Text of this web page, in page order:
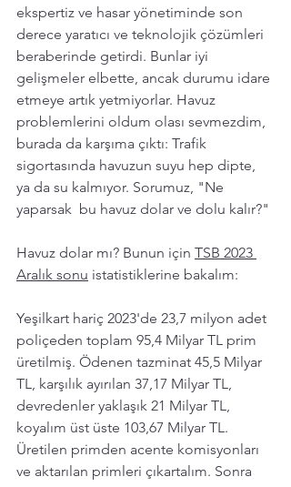
ekspertiz ve hasar yönetiminde son
derece yaratıcı ve teknolojik çözümleri
beraberinde getirdi. Bunlar iyi
gelişmeler elbette, ancak durumu idare
etmeye artık yetmiyorlar. Havuz
problemlerini oldum olası sevmezdim,
burada da karşıma çıktı: Trafik
sigortasında havuzun suyu hep dipte,
ya da su kalmıyor. Sorumuz, "Ne
yaparsak  bu havuz dolar ve dolu kalır?"
Havuz dolar mı? Bunun için TSB 2023
Aralık sonu istatistiklerine bakalım:
Yeşilkart hariç 2023'de 23,7 milyon adet
poliçeden toplam 95,4 Milyar TL prim
üretilmiş. Ödenen tazminat 45,5 Milyar
TL, karşılık ayırılan 37,17 Milyar TL,
devredenler yaklaşık 21 Milyar TL,
koyalım üst üste 103,67 Milyar TL.
Üretilen primden acente komisyonları
ve aktarılan primleri çıkartalım. Sonra